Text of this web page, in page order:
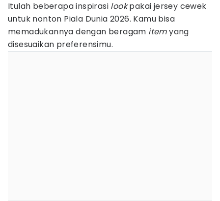
Itulah beberapa inspirasi lookpakai jersey cewek
untuk nonton Piala Dunia 2026. Kamu bisa
memadukannya dengan beragam itemyang
disesuaikan preferensimu.